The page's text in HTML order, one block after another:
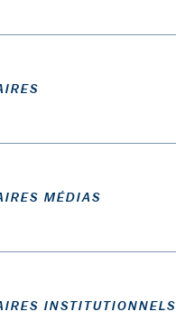
MÉDIAS
INSTITUTIONNELS